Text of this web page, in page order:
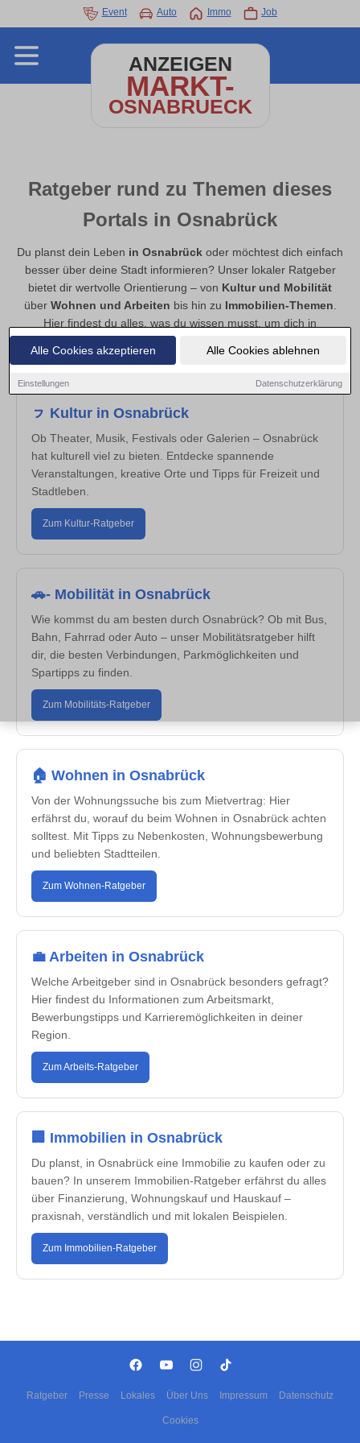
Alle Cookies akzeptieren Alle Cookies ablehnen
Einstellungen Datenschutzerklärung
Event Auto Immo Job
ANZEIGEN
MARKT-
OSNABRUECK
Ratgeber rund zu Themen dieses
Portals in Osnabrück
Du planst dein Leben in Osnabrück oder möchtest dich einfach
besser über deine Stadt informieren? Unser lokaler Ratgeber
bietet dir wertvolle Orientierung – von Kultur und Mobilität
über Wohnen und Arbeiten bis hin zu Immobilien-Themen
Hier findest du alles, was du wissen musst, um dich in
Osnabrück gut zu orientieren, den Alltag zu erleichtern und neue
Chancen zu entdecken.
ㇷ Kultur in Osnabrück
Ob Theater, Musik, Festivals oder Galerien – Osnabrück
hat kulturell viel zu bieten. Entdecke spannende
Veranstaltungen, kreative Orte und Tipps für Freizeit und
Stadtleben.
Zum Kultur-Ratgeber
🚗- Mobilität in Osnabrück
Wie kommst du am besten durch Osnabrück? Ob mit Bus,
Bahn, Fahrrad oder Auto – unser Mobilitätsratgeber hilft
dir, die besten Verbindungen, Parkmöglichkeiten und
Spartipps zu finden.
Zum Mobilitäts-Ratgeber
🏠 Wohnen in Osnabrück
Von der Wohnungssuche bis zum Mietvertrag: Hier
erfährst du, worauf du beim Wohnen in Osnabrück achten
solltest. Mit Tipps zu Nebenkosten, Wohnungsbewerbung
und beliebten Stadtteilen.
Zum Wohnen-Ratgeber
💼 Arbeiten in Osnabrück
Welche Arbeitgeber sind in Osnabrück besonders gefragt?
Hier findest du Informationen zum Arbeitsmarkt,
Bewerbungstipps und Karrieremöglichkeiten in deiner
Region.
Zum Arbeits-Ratgeber
🏢 Immobilien in Osnabrück
Du planst, in Osnabrück eine Immobilie zu kaufen oder zu
bauen? In unserem Immobilien-Ratgeber erfährst du alles
über Finanzierung, Wohnungskauf und Hauskauf –
praxisnah, verständlich und mit lokalen Beispielen.
Zum Immobilien-Ratgeber
Ratgeber Presse Lokales Über Uns Impressum Datenschutz
Cookies